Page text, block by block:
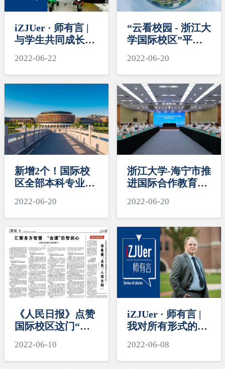
iZJUer · 师有言 |
与学生共同成长，
2022-06-22
“云看校园 - 浙江大
学国际校区”平台
2022-06-20
新增2个！国际校
区全部本科专业入
专业建设点
2022-06-20
浙江大学-海宁市推
进国际合作教育样
会议举行
2022-06-20
《人民日报》点赞
国际校区这门“沉
门课上是选择种菜
还是做曲奇？
2022-06-10
iZJUer · 师有言 |
我对所有形式的
2022-06-08